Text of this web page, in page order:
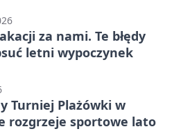
za nami. Te błędy
letni wypoczynek
Turniej Plażówki w
rozgrzeje sportowe lato